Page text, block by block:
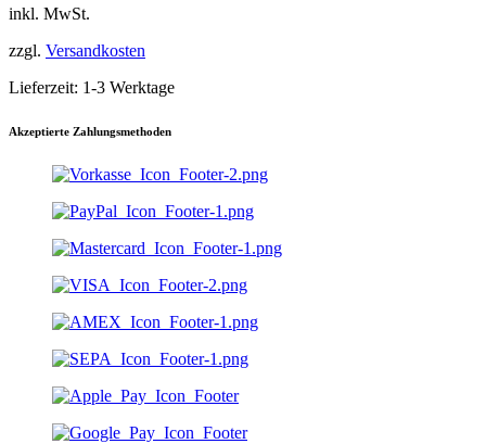
inkl. MwSt.
zzgl. Versandkosten
Lieferzeit: 1-3 Werktage
Akzeptierte Zahlungsmethoden